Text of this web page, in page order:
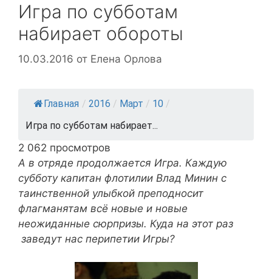
Игра по субботам
набирает обороты
10.03.2016 от Елена Орлова
Главная / 2016 / Март / 10 /
Игра по субботам набирает...
2 062 просмотров
А в отряде продолжается Игра. Каждую
субботу капитан флотилии Влад Минин с
таинственной улыбкой преподносит
флагманятам всё новые и новые
неожиданные сюрпризы. Куда на этот раз
заведут нас перипетии Игры?